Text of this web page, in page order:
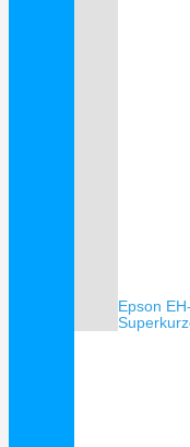
Epson